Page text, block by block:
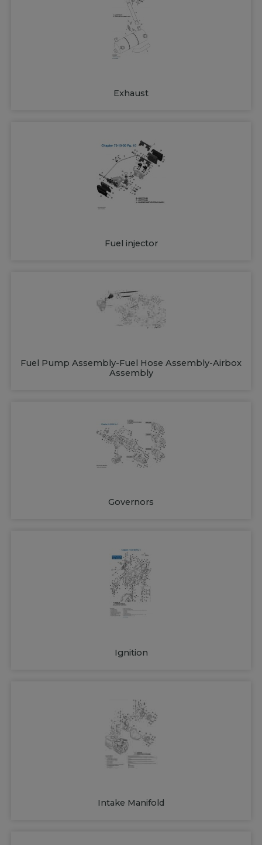
Exhaust
Fuel injector
Fuel Pump Assembly-Fuel Hose Assembly-Airbox
Assembly
Governors
Ignition
Intake Manifold